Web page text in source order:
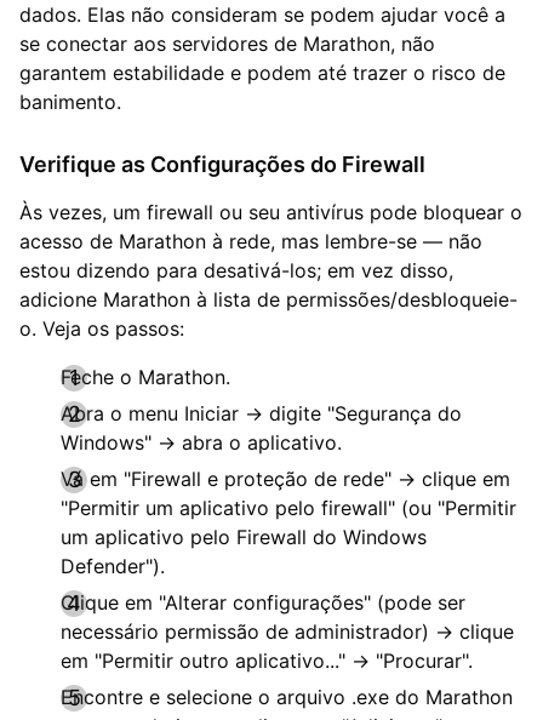
dados. Elas não consideram se podem ajudar você a
se conectar aos servidores de Marathon, não
garantem estabilidade e podem até trazer o risco de
banimento.
Verifique as Configurações do Firewall
Às vezes, um firewall ou seu antivírus pode bloquear o
acesso de Marathon à rede, mas lembre-se — não
estou dizendo para desativá-los; em vez disso,
adicione Marathon à lista de permissões/desbloqueie-
o. Veja os passos:
Feche o Marathon.
Abra o menu Iniciar → digite "Segurança do
Windows" → abra o aplicativo.
Vá em "Firewall e proteção de rede" → clique em
"Permitir um aplicativo pelo firewall" (ou "Permitir
um aplicativo pelo Firewall do Windows
Defender").
Clique em "Alterar configurações" (pode ser
necessário permissão de administrador) → clique
em "Permitir outro aplicativo..." → "Procurar".
Encontre e selecione o arquivo .exe do Marathon